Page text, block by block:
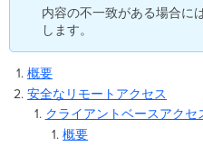
リ
モ
ー
ト
ア
ク
セ
ス
内容の不一致がある場合に
します。
概要
安全なリモートアクセス
クライアントベースアクセ
概要